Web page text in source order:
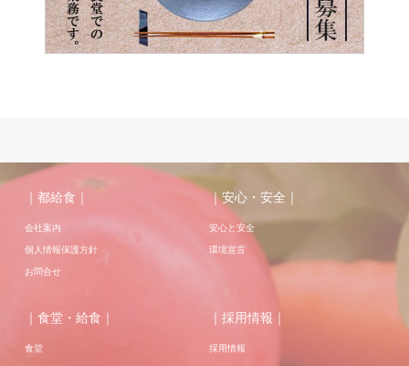
｜都給食｜
会社案内
個人情報保護方針
お問合せ
｜安心・安全｜
安心と安全
環境宣言
｜食堂・給食｜
食堂
｜採用情報｜
採用情報